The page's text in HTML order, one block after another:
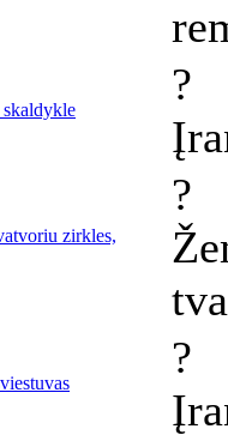
skaldykle
?
zirkles,
?
?